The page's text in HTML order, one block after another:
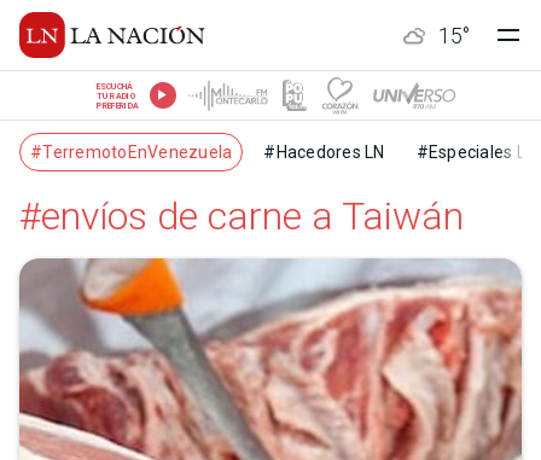
15°
ESCUCHÁ
TU RADIO
PREFERIDA
#TerremotoEnVenezuela #Hacedores LN #Especiales LN
#envíos de carne a Taiwán